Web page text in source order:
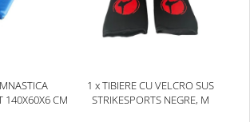
140X60X6 CM
1 x TIBIERE CU VELCRO SUS
STRIKESPORTS NEGRE, M